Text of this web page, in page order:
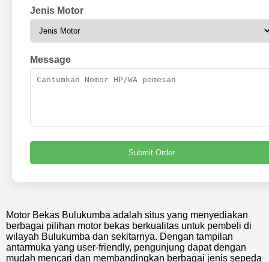
Jenis Motor
Message
Submit Order
Motor Bekas Bulukumba adalah situs yang menyediakan
berbagai pilihan motor bekas berkualitas untuk pembeli di
wilayah Bulukumba dan sekitarnya. Dengan tampilan
antarmuka yang user-friendly, pengunjung dapat dengan
mudah mencari dan membandingkan berbagai jenis sepeda